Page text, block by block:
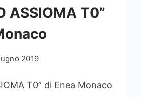
ASSIOMA T0”
2019
T0” di Enea Monaco